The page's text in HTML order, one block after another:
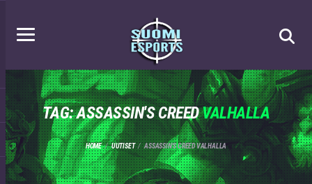
TAG: ASSASSIN'S CREEDVALHALLA
HOME UUTISET ASSASSIN'S CREED VALHALLA